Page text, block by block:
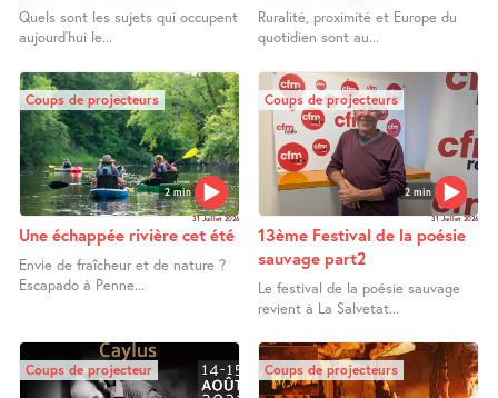
Quels sont les sujets qui occupent
aujourd’hui le...
Ruralité, proximité et Europe du
quotidien sont au...
2 min
Coups de projecteurs
31 Juillet 2026
Une échappée rivière cet été
Envie de fraîcheur et de nature ?
Escapado à Penne...
2 min
Coups de projecteurs
31 Juillet 2026
13ème Festival de la poésie
sauvage part2
Le festival de la poésie sauvage
revient à La Salvetat...
Coups de projecteur Coups de projecteurs